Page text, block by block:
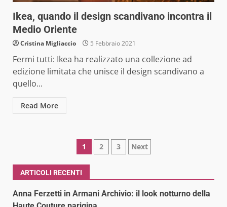
Ikea, quando il design scandivano incontra il
Medio Oriente
Cristina Migliaccio 5 Febbraio 2021
Fermi tutti: Ikea ha realizzato una collezione ad
edizione limitata che unisce il design scandivano a
quello...
Read More
Paginazione
degli
articoli
1 2 3 Next
ARTICOLI RECENTI
Anna Ferzetti in Armani Archivio: il look notturno della